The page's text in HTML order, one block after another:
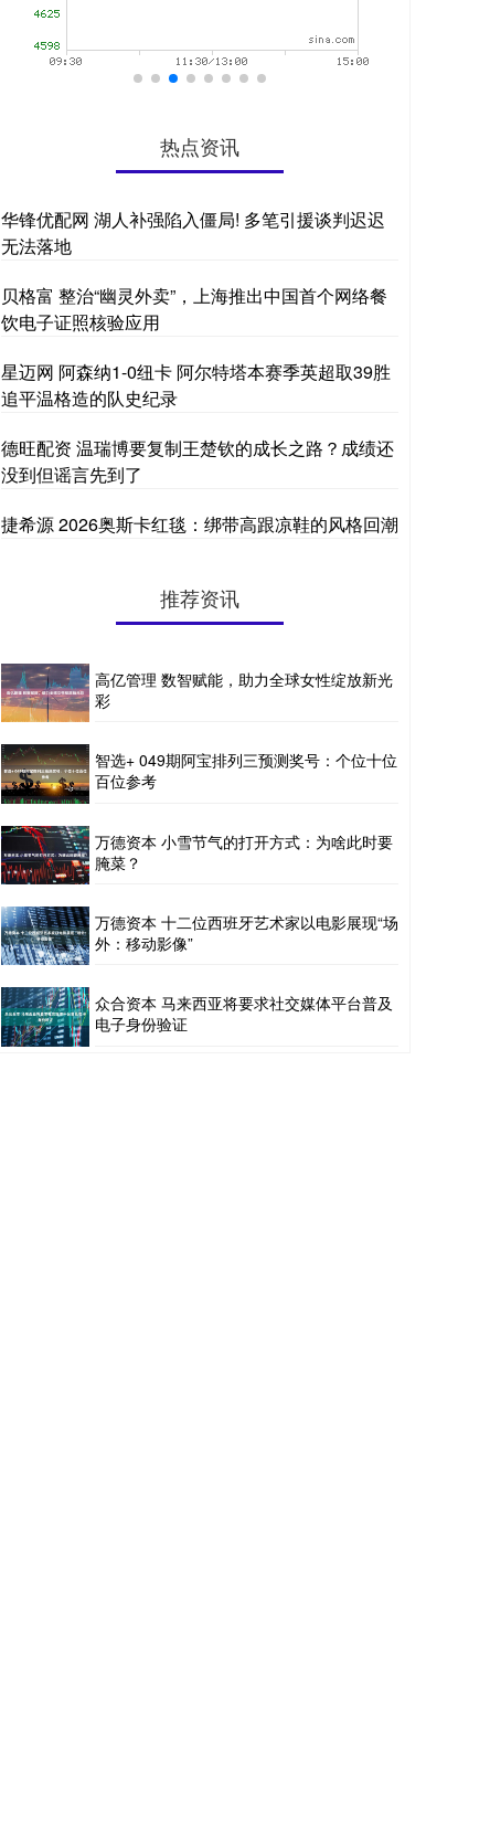
热点资讯
华锋优配网 湖人补强陷入僵局! 多笔引援谈判迟迟
无法落地
贝格富 整治“幽灵外卖”，上海推出中国首个网络餐
饮电子证照核验应用
星迈网 阿森纳1-0纽卡 阿尔特塔本赛季英超取39胜
追平温格造的队史纪录
德旺配资 温瑞博要复制王楚钦的成长之路？成绩还
没到但谣言先到了
捷希源 2026奥斯卡红毯：绑带高跟凉鞋的风格回潮
推荐资讯
高亿管理 数智赋能，助力全球女性绽放新光
彩
智选+ 049期阿宝排列三预测奖号：个位十位
百位参考
万德资本 小雪节气的打开方式：为啥此时要
腌菜？
万德资本 十二位西班牙艺术家以电影展现“场
外：移动影像”
众合资本 马来西亚将要求社交媒体平台普及
电子身份验证